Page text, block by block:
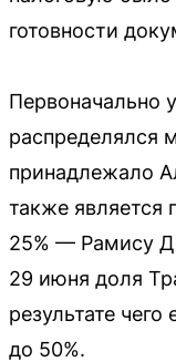
готовности
Первоначально
распределялся
принадлежало
также является
25% — Рамису
29 июня доля
результате
до 50%.